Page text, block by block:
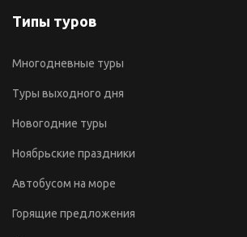
Типы туров
Многодневные туры
Туры выходного дня
Новогодние туры
Ноябрьские праздники
Автобусом на море
Горящие предложения